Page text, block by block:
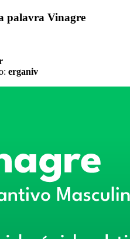
palavra Vinagre
erganiv